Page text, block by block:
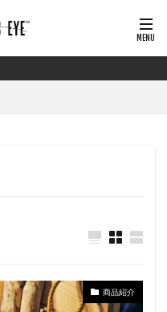
商品紹介